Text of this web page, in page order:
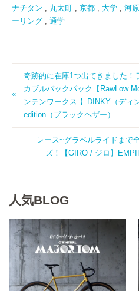
ナチタン
丸太町 京都 大学 河
ーリング
通学
奇跡的に在庫1つ出てきました！
カブルバックパック【RawLow
ンテンワークス 】DINKY（デ
edition（ブラックヘザー）
レース~グラベルライドまで
ズ！【GIRO / ジロ】
人気BLOG